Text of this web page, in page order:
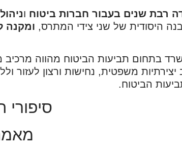
רבת שנים בעבור חברות ביטוח ו
היסודית של שני צידי המתרס, ומקנה
בתחום תביעות הביטוח מהווה מרכיב
יצירתיות משפטית, נחישות ורצון לעזור
הביטוח.